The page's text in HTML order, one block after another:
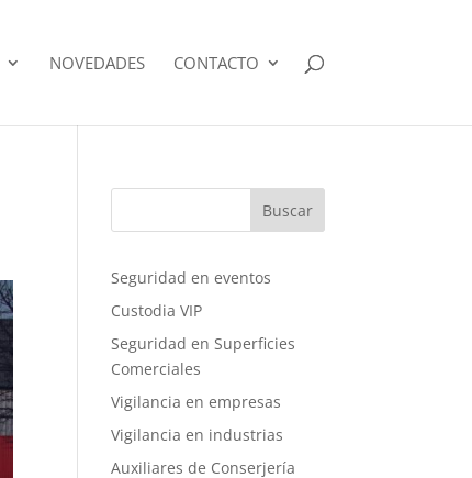
NOVEDADES CONTACTO
Buscar
Seguridad en eventos
Custodia VIP
Seguridad en Superficies
Comerciales
Vigilancia en empresas
Vigilancia en industrias
Auxiliares de Conserjería